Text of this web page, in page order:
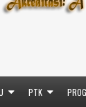
PTK